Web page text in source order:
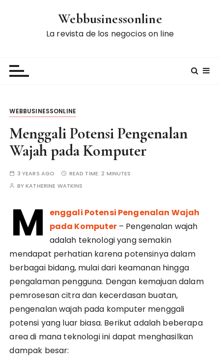
Webbusinessonline
La revista de los negocios on line
WEBBUSINESSONLINE
Menggali Potensi Pengenalan
Wajah pada Komputer
3 YEARS AGO READ TIME:2 MINUTES
BYKATHERINE WATKINS
M
enggali Potensi Pengenalan Wajah
pada Komputer – Pengenalan wajah
adalah teknologi yang semakin
mendapat perhatian karena potensinya dalam
berbagai bidang, mulai dari keamanan hingga
pengalaman pengguna. Dengan kemajuan dalam
pemrosesan citra dan kecerdasan buatan,
pengenalan wajah pada komputer menggali
potensi yang luar biasa. Berikut adalah beberapa
area di mana teknologi ini dapat menghasilkan
dampak besar: